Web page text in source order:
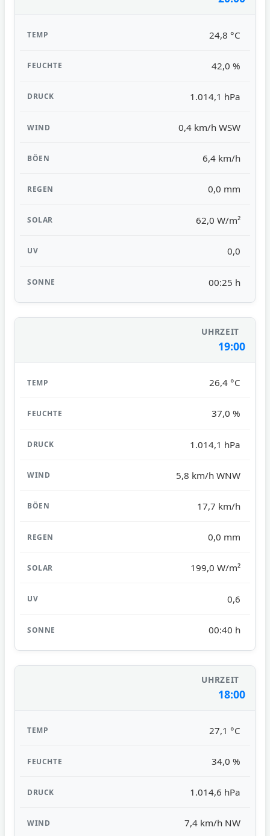
24,8 °C
42,0 %
1.014,1 hPa
0,4 km/h WSW
6,4 km/h
0,0 mm
62,0 W/m²
0,0
00:25 h
19:00
26,4 °C
37,0 %
1.014,1 hPa
5,8 km/h WNW
17,7 km/h
0,0 mm
199,0 W/m²
0,6
00:40 h
18:00
27,1 °C
34,0 %
1.014,6 hPa
7,4 km/h NW